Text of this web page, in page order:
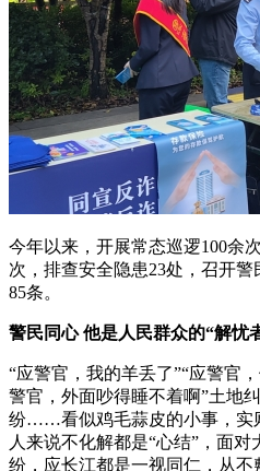
今年以来，开展常态巡逻100余
次，排查安全隐患23处，召开
85条。
警民同心 他是人民群众的“解忧
“应警官，我的羊丢了”“应警官
警官，外面吵得睡不着啊”土地
纷……看似鸡毛蒜皮的小事，实
人来说不化解都是“心结”，面
纷，应长江都是一视同仁，从不